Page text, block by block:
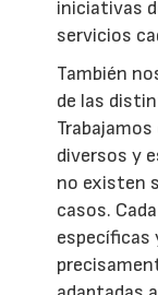
iniciativas
servicios
También
de las
diversos y
no existen
casos.